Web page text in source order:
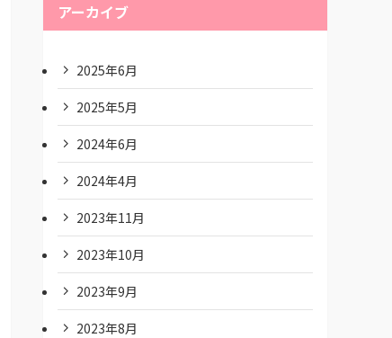
アーカイブ
2025年6月
2025年5月
2024年6月
2024年4月
2023年11月
2023年10月
2023年9月
2023年8月